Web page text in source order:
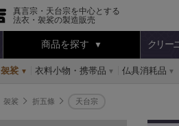
真言宗・天台宗を中心とする
法衣・袈裟の製造販売
商品を探す クリー
袈裟 衣料小物・携帯品 仏具消耗品
袈裟 折五條 天台宗